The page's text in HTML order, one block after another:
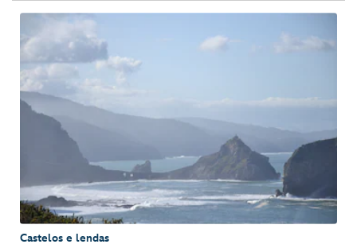
Castelos e lendas